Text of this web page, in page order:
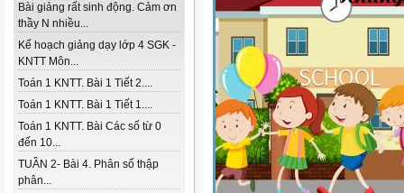
Bài giảng rất sinh động. Cảm ơn
thầy N nhiều...
Kế hoạch giảng dạy lớp 4 SGK -
KNTT Môn...
Toán 1 KNTT. Bài 1 Tiết 2....
Toán 1 KNTT. Bài 1 Tiết 1....
Toán 1 KNTT. Bài Các số từ 0
đến 10...
TUẦN 2- Bài 4. Phân số thập
phân...